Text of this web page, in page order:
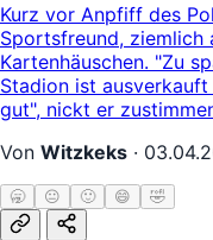
Kurz vor Anpfiff des
Sportsfreund, ziemlich
Kartenhäuschen. "Zu
Stadion ist
gut", nickt er
Von Witzkeks ·
🥱 😐 🙂 😄 🤣